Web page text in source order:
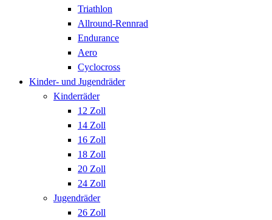
Triathlon
Allround-Rennrad
Endurance
Aero
Cyclocross
Kinder- und Jugendräder
Kinderräder
12 Zoll
14 Zoll
16 Zoll
18 Zoll
20 Zoll
24 Zoll
Jugendräder
26 Zoll